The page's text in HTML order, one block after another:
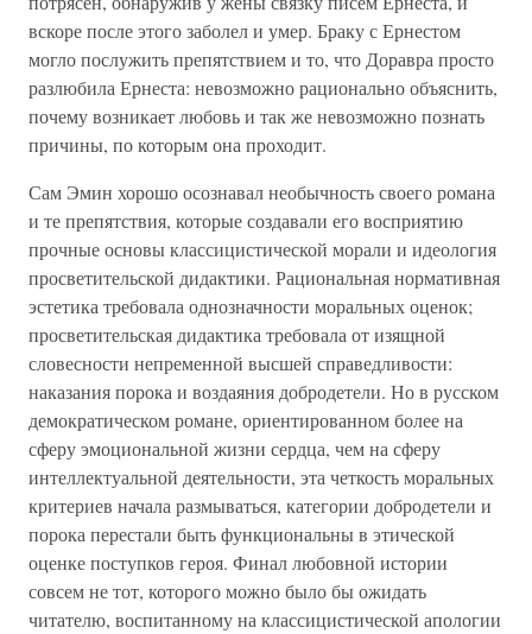
вскоре после этого заболел и умер. Браку с Ернестом
могло послужить препятствием и то, что Доравра просто
разлюбила Ернеста: невозможно рационально объяснить,
почему возникает любовь и так же невозможно познать
причины, по которым она проходит.
Сам Эмин хорошо осознавал необычность своего романа
и те препятствия, которые создавали его восприятию
прочные основы классицистической морали и идеология
просветительской дидактики. Рациональная нормативная
эстетика требовала однозначности моральных оценок;
просветительская дидактика требовала от изящной
словесности непременной высшей справедливости:
наказания порока и воздаяния добродетели. Но в русском
демократическом романе, ориентированном более на
сферу эмоциональной жизни сердца, чем на сферу
интеллектуальной деятельности, эта четкость моральных
критериев начала размываться, категории добродетели и
порока перестали быть функциональны в этической
оценке поступков героя. Финал любовной истории
совсем не тот, которого можно было бы ожидать
читателю, воспитанному на классицистической апологии